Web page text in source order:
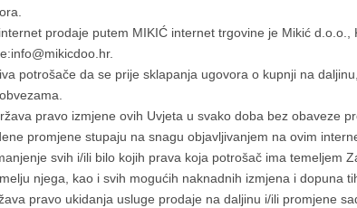
prodaje putem MIKIĆ internet trgovine je Mikić
potrošače da se prije sklapanja ugovora o kupnji na
pravo izmjene ovih Uvjeta u svako doba bez obaveze
promjene stupaju na snagu objavljivanjem na ovim
svih i/ili bilo kojih prava koja potrošač ima temeljem
njega, kao i svih mogućih naknadnih izmjena i dopuna
pravo ukidanja usluge prodaje na daljinu i/ili promjene